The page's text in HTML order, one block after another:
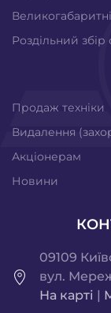
Роздільний збір
Продаж техніки
Видалення
Акціонерам
Новини
09109
вул.
На карті